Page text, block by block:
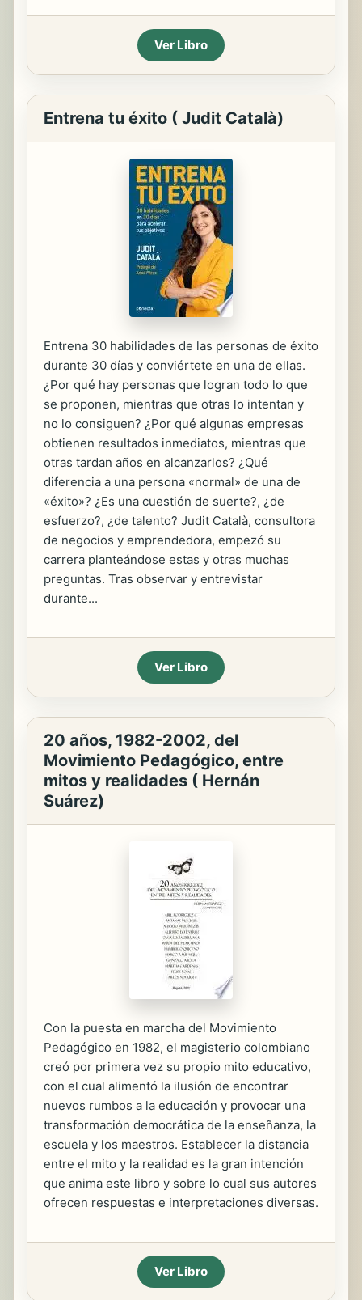
Ver Libro
Entrena tu éxito ( Judit Català)
Entrena 30 habilidades de las personas de éxito
durante 30 días y conviértete en una de ellas.
¿Por qué hay personas que logran todo lo que
se proponen, mientras que otras lo intentan y
no lo consiguen? ¿Por qué algunas empresas
obtienen resultados inmediatos, mientras que
otras tardan años en alcanzarlos? ¿Qué
diferencia a una persona «normal» de una de
«éxito»? ¿Es una cuestión de suerte?, ¿de
esfuerzo?, ¿de talento? Judit Català, consultora
de negocios y emprendedora, empezó su
carrera planteándose estas y otras muchas
preguntas. Tras observar y entrevistar
durante...
Ver Libro
20 años, 1982-2002, del
Movimiento Pedagógico, entre
mitos y realidades ( Hernán
Suárez)
Con la puesta en marcha del Movimiento
Pedagógico en 1982, el magisterio colombiano
creó por primera vez su propio mito educativo,
con el cual alimentó la ilusión de encontrar
nuevos rumbos a la educación y provocar una
transformación democrática de la enseñanza, la
escuela y los maestros. Establecer la distancia
entre el mito y la realidad es la gran intención
que anima este libro y sobre lo cual sus autores
ofrecen respuestas e interpretaciones diversas.
Ver Libro